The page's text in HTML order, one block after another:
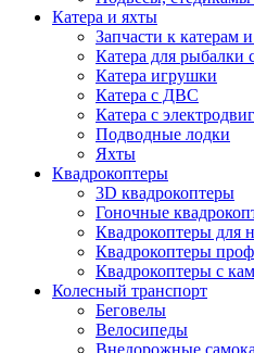
Катера и яхты
Запчасти к катерам
Катера для рыбалки
Катера игрушки
Катера с ДВС
Катера с
Подводные лодки
Яхты
Квадрокоптеры
3D квадрокоптеры
Гоночные
Квадрокоптеры для
Квадрокоптеры
Квадрокоптеры с
Колесный транспорт
Беговелы
Велосипеды
Внедорожные